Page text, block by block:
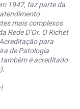
1947, faz parte da
atendimento
mais complexos
Rede D’Or. O Richet
para
de Patologia
é acreditado